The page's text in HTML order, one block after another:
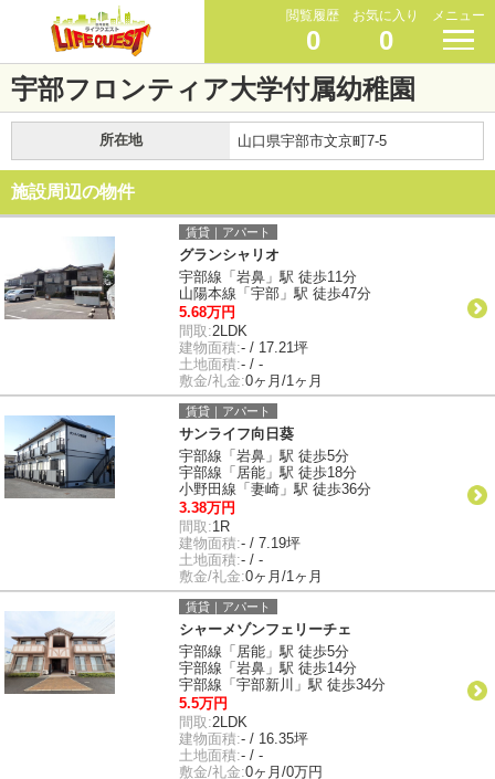
閲覧履歴
0
お気に入り
0
メニュー
宇部フロンティア大学付属幼稚園
所在地 山口県宇部市文京町7-5
施設周辺の物件
賃貸｜アパート
グランシャリオ
宇部線「岩鼻」駅 徒歩11分
山陽本線「宇部」駅 徒歩47分
5.68万円
間取:2LDK
建物面積:- / 17.21坪
土地面積:- / -
敷金/礼金:0ヶ月/1ヶ月
賃貸｜アパート
サンライフ向日葵
宇部線「岩鼻」駅 徒歩5分
宇部線「居能」駅 徒歩18分
小野田線「妻崎」駅 徒歩36分
3.38万円
間取:1R
建物面積:- / 7.19坪
土地面積:- / -
敷金/礼金:0ヶ月/1ヶ月
賃貸｜アパート
シャーメゾンフェリーチェ
宇部線「居能」駅 徒歩5分
宇部線「岩鼻」駅 徒歩14分
宇部線「宇部新川」駅 徒歩34分
5.5万円
間取:2LDK
建物面積:- / 16.35坪
土地面積:- / -
敷金/礼金:0ヶ月/0万円